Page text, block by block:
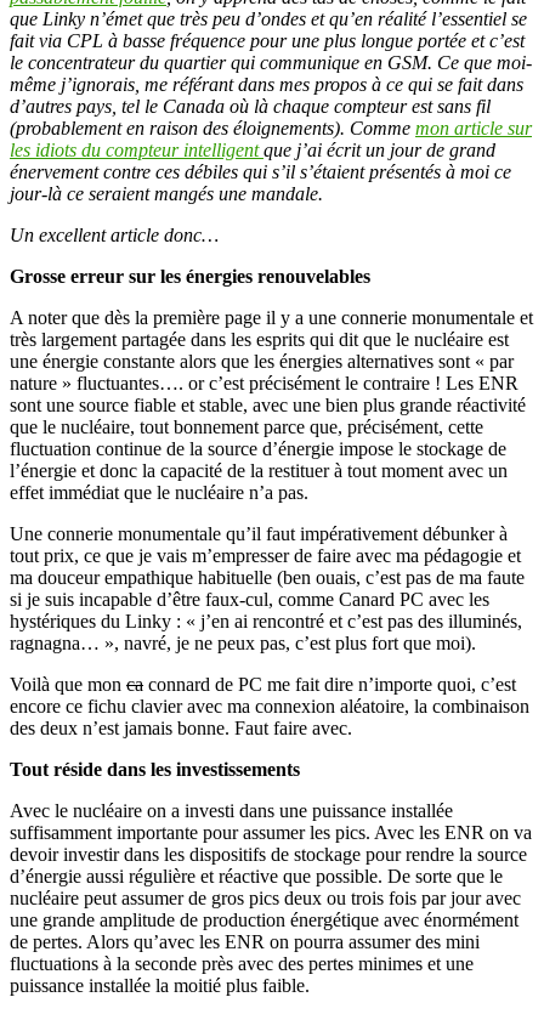
que Linky n’émet que très peu d’ondes et qu’en réalité l’essentiel se
fait via CPL à basse fréquence pour une plus longue portée et c’est
le concentrateur du quartier qui communique en GSM. Ce que moi-
même j’ignorais, me référant dans mes propos à ce qui se fait dans
d’autres pays, tel le Canada où là chaque compteur est sans fil
(probablement en raison des éloignements). Comme mon article sur
les idiots du compteur intelligentque j’ai écrit un jour de grand
énervement contre ces débiles qui s’il s’étaient présentés à moi ce
jour-là ce seraient mangés une mandale.
Un excellent article donc…
Grosse erreur sur les énergies renouvelables
A noter que dès la première page il y a une connerie monumentale et
très largement partagée dans les esprits qui dit que le nucléaire est
une énergie constante alors que les énergies alternatives sont « par
nature » fluctuantes…. or c’est précisément le contraire ! Les ENR
sont une source fiable et stable, avec une bien plus grande réactivité
que le nucléaire, tout bonnement parce que, précisément, cette
fluctuation continue de la source d’énergie impose le stockage de
l’énergie et donc la capacité de la restituer à tout moment avec un
effet immédiat que le nucléaire n’a pas.
Une connerie monumentale qu’il faut impérativement débunker à
tout prix, ce que je vais m’empresser de faire avec ma pédagogie et
ma douceur empathique habituelle (ben ouais, c’est pas de ma faute
si je suis incapable d’être faux-cul, comme Canard PC avec les
hystériques du Linky : « j’en ai rencontré et c’est pas des illuminés,
ragnagna… », navré, je ne peux pas, c’est plus fort que moi).
Voilà que mon ca connard de PC me fait dire n’importe quoi, c’est
encore ce fichu clavier avec ma connexion aléatoire, la combinaison
des deux n’est jamais bonne. Faut faire avec.
Tout réside dans les investissements
Avec le nucléaire on a investi dans une puissance installée
suffisamment importante pour assumer les pics. Avec les ENR on va
devoir investir dans les dispositifs de stockage pour rendre la source
d’énergie aussi régulière et réactive que possible. De sorte que le
nucléaire peut assumer de gros pics deux ou trois fois par jour avec
une grande amplitude de production énergétique avec énormément
de pertes. Alors qu’avec les ENR on pourra assumer des mini
fluctuations à la seconde près avec des pertes minimes et une
puissance installée la moitié plus faible.